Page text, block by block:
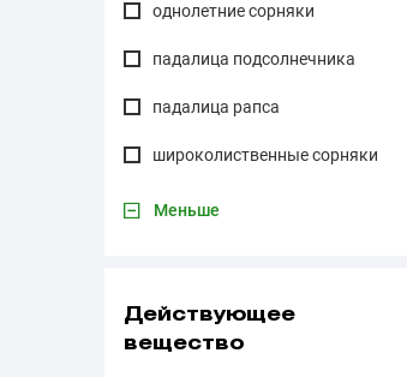
однолетние сорняки
падалица подсолнечника
падалица рапса
широколиственные сорняки
Меньше
Действующее
вещество